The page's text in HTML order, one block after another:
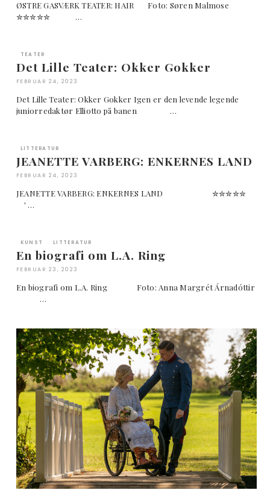
ØSTRE GASVÆRK TEATER: HAIR Foto: Søren Malmose
✮✮✮✮✮ …
TEATER
Det Lille Teater: Okker Gokker
FEBRUAR 24, 2023
Det Lille Teater: Okker Gokker Igen er den levende legende
juniorredaktør Elliotto på banen …
LITTERATUR
JEANETTE VARBERG: ENKERNES LAND
FEBRUAR 24, 2023
JEANETTE VARBERG: ENKERNES LAND ✮✮✮✮✮
' …
KUNST LITTERATUR
En biografi om L.A. Ring
FEBRUAR 23, 2023
En biografi om L.A. Ring Foto: Anna Margrét Árnadóttir
…